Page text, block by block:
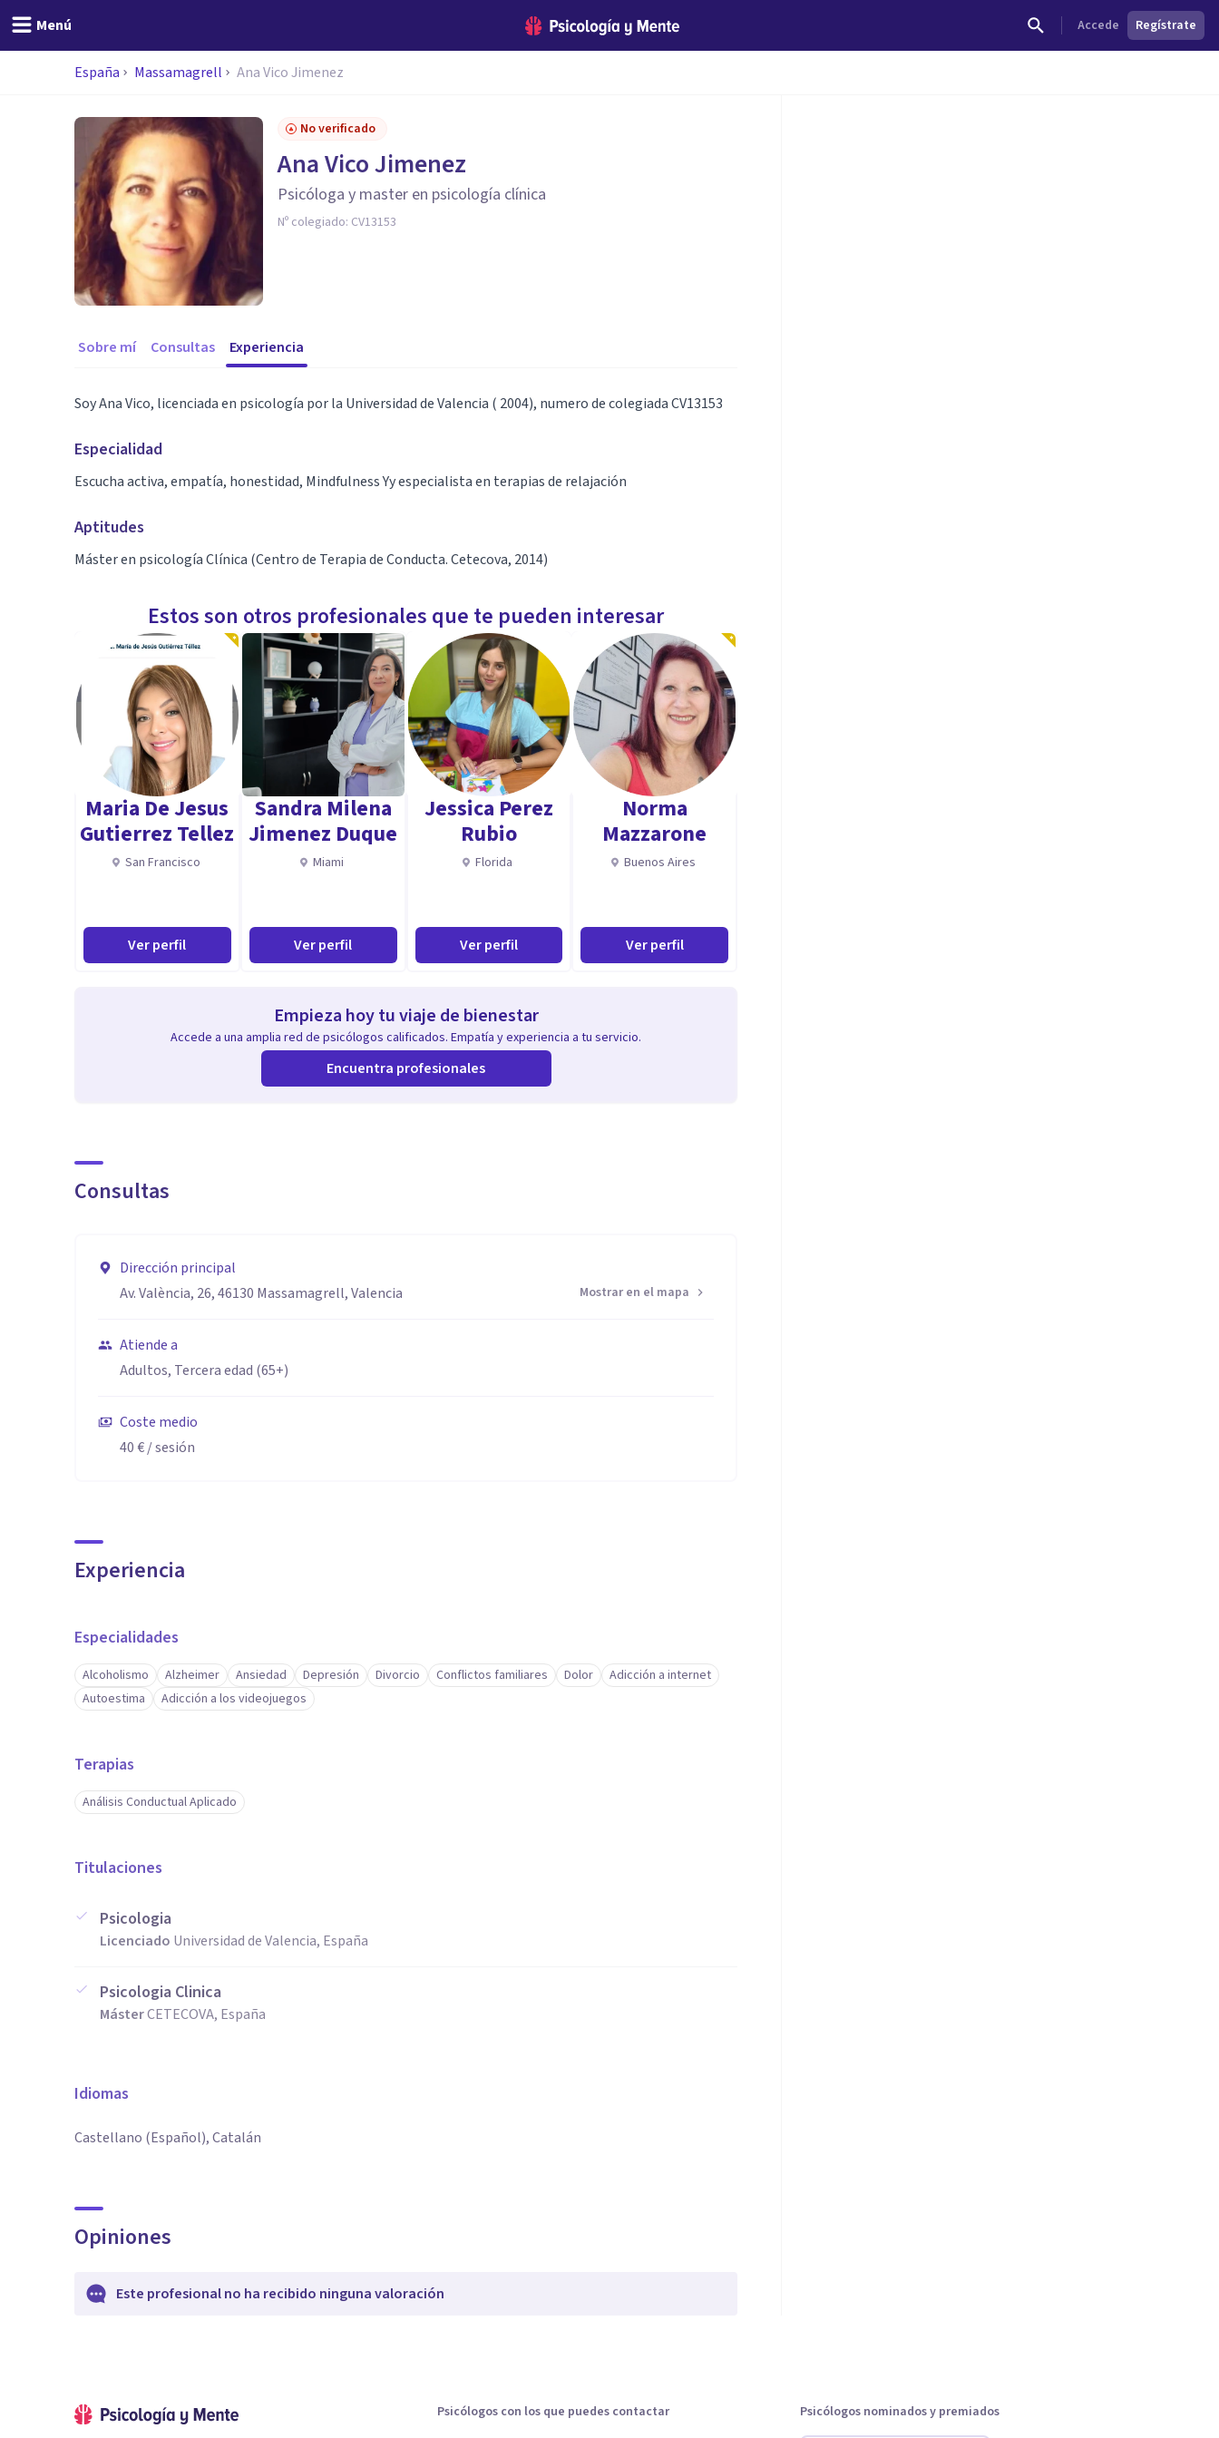
Menú Accede Regístrate
España Massamagrell Ana Vico Jimenez
No verificado
Ana Vico Jimenez
Psicóloga y master en psicología clínica
Nº colegiado: CV13153
Sobre mí Consultas Experiencia
Soy Ana Vico, licenciada en psicología por la Universidad de Valencia ( 2004), numero de colegiada CV13153
Especialidad
Escucha activa, empatía, honestidad, Mindfulness Yy especialista en terapias de relajación
Aptitudes
Máster en psicología Clínica (Centro de Terapia de Conducta. Cetecova, 2014)
Estos son otros profesionales que te pueden interesar
Maria De Jesus
Gutierrez Tellez
San Francisco
Ver perfil
Sandra Milena
Jimenez Duque
Miami
Ver perfil
Jessica Perez
Rubio
Florida
Ver perfil
Norma
Mazzarone
Buenos Aires
Ver perfil
Empieza hoy tu viaje de bienestar
Accede a una amplia red de psicólogos calificados. Empatía y experiencia a tu servicio.
Encuentra profesionales
Consultas
Dirección principal
Av. València, 26, 46130 Massamagrell, Valencia
Mostrar en el mapa
Atiende a
Adultos, Tercera edad (65+)
Coste medio
40 €/ sesión
Experiencia
Especialidades
Alcoholismo Alzheimer Ansiedad Depresión Divorcio Conflictos familiares Dolor
Adicción a internet
Autoestima
Adicción a los videojuegos
Terapias
Análisis Conductual Aplicado
Titulaciones
Psicologia
Licenciado Universidad de Valencia, España
Psicologia Clinica
MásterCETECOVA, España
Idiomas
Castellano (Español), Catalán
Opiniones
Este profesional no ha recibido ninguna valoración
Psicólogos con los que puedes contactar
Psicólogos nominados y premiados